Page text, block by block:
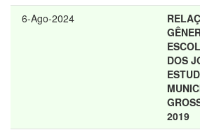
6-Ago-2024
DOS
2019